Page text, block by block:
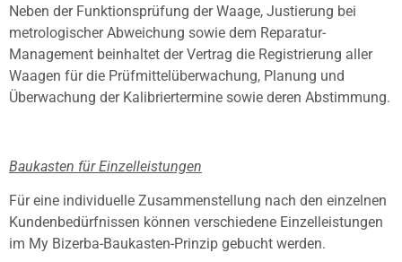
Neben der Funktionsprüfung der Waage, Justierung bei
metrologischer Abweichung sowie dem Reparatur-
Management beinhaltet der Vertrag die Registrierung aller
Waagen für die Prüfmittelüberwachung, Planung und
Überwachung der Kalibriertermine sowie deren Abstimmung.
Baukasten für Einzelleistungen
Für eine individuelle Zusammenstellung nach den einzelnen
Kundenbedürfnissen können verschiedene Einzelleistungen
im My Bizerba-Baukasten-Prinzip gebucht werden.